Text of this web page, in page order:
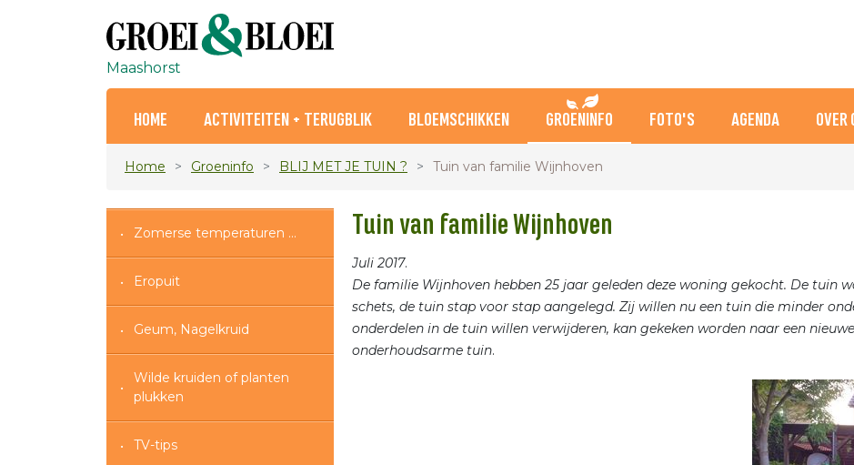
Maashorst
HOME ACTIVITEITEN + TERUGBLIK BLOEMSCHIKKEN GROENINFO FOTO'S AGENDA OVER
Home Groeninfo BLIJ MET JE TUIN ? Tuin van familie Wijnhoven
Zomerse temperaturen ...
Eropuit
Geum, Nagelkruid
Wilde kruiden of planten
plukken
TV-tips
Tuin van familie Wijnhoven
Juli 2017.
De familie Wijnhoven hebben 25 jaar geleden deze woning gekocht. De tuin
schets, de tuin stap voor stap aangelegd. Zij willen nu een tuin die minder
onderdelen in de tuin willen verwijderen, kan gekeken worden naar een
onderhoudsarme tuin.